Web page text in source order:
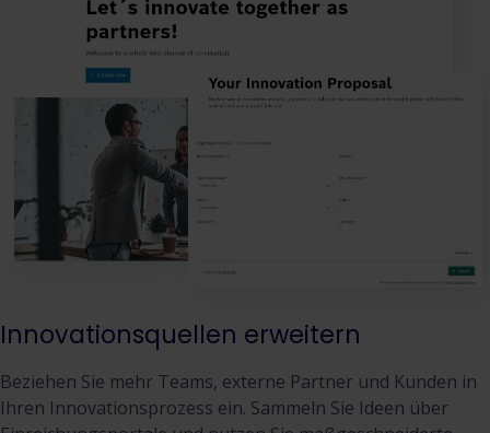
Innovationsquellen erweitern
Beziehen Sie mehr Teams, externe Partner und Kunden in
Ihren Innovationsprozess ein. Sammeln Sie Ideen über